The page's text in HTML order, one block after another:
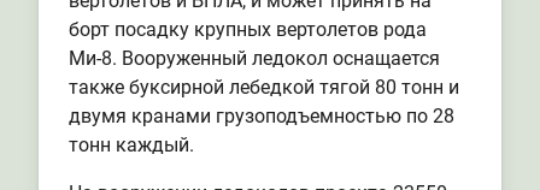
борт посадку крупных вертолетов рода
Ми-8. Вооруженный ледокол оснащается
также буксирной лебедкой тягой 80 тонн и
двумя кранами грузоподъемностью по 28
тонн каждый.